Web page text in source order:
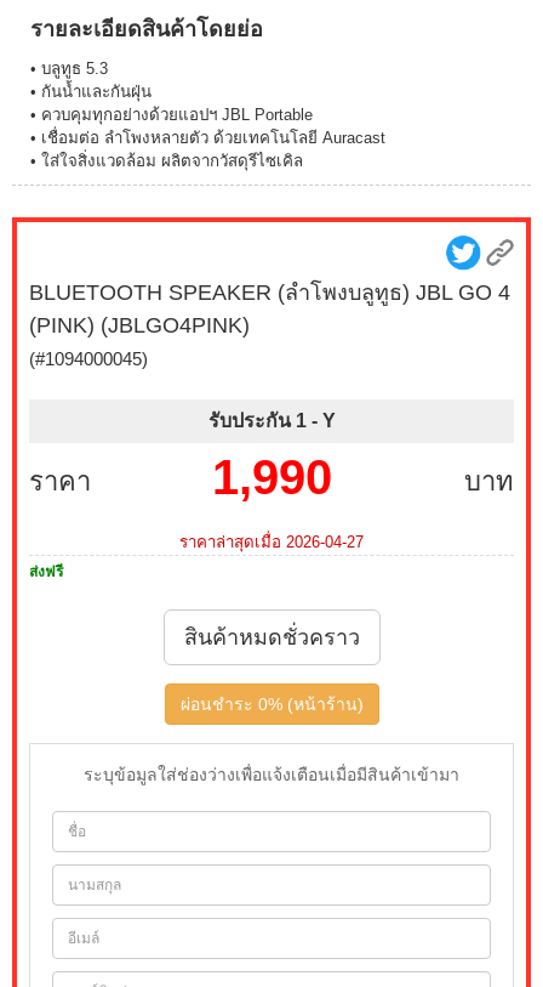
รายละเอียดสินค้าโดยย่อ
• บลูทูธ 5.3
• กันน้ำและกันฝุ่น
• ควบคุมทุกอย่างด้วยแอปฯ JBL Portable
• เชื่อมต่อ ลำโพงหลายตัว ด้วยเทคโนโลยี Auracast
• ใส่ใจสิ่งแวดล้อม ผลิตจากวัสดุรีไซเคิล
BLUETOOTH SPEAKER (ลำโพงบลูทูธ) JBL GO 4
(PINK) (JBLGO4PINK)
(#1094000045)
รับประกัน 1 - Y
ราคา บาท
1,990
ราคาล่าสุดเมื่อ 2026-04-27
ส่งฟรี
สินค้าหมดชั่วคราว
ผ่อนชำระ 0% (หน้าร้าน)
ระบุข้อมูลใส่ช่องว่างเพื่อแจ้งเตือนเมื่อมีสินค้าเข้ามา